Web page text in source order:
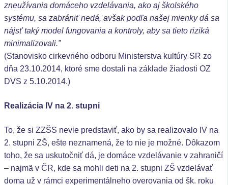
zneužívania domáceho vzdelávania, ako aj školského
systému, sa zabrániť nedá, avšak podľa našej mienky dá sa
nájsť taký model fungovania a kontroly, aby sa tieto riziká
minimalizovali.”
(Stanovisko cirkevného odboru Ministerstva kultúry SR zo
dňa 23.10.2014, ktoré sme dostali na základe žiadosti OZ
DVS z 5.10.2014.)
Realizácia IV na 2. stupni
To, že si ZZŠS nevie predstaviť, ako by sa realizovalo IV na
2. stupni ZŠ, ešte neznamená, že to nie je možné. Dôkazom
toho, že sa uskutočniť dá, je domáce vzdelávanie v zahraničí
– najmä v ČR, kde sa mohli deti na 2. stupni ZŠ vzdelávať
doma už v rámci experimentálneho overovania od šk. roku